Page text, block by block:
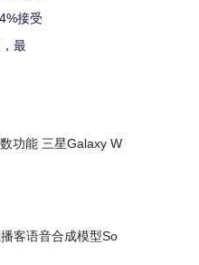
接受
最
功能 三星Galaxy W
客语音合成模型So